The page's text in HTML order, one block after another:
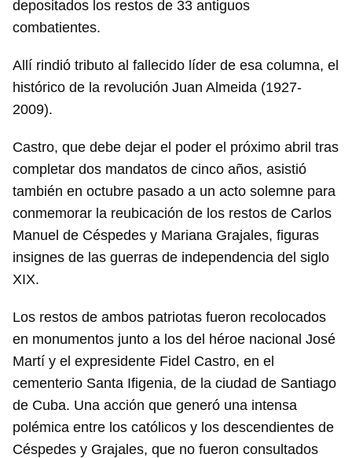
Guardar como favorito
Para poder guardar como favorito, primero has de
iniciar sesión con tu cuenta de 14ymedio.
depositados los restos de 33 antiguos
combatientes.
Allí rindió tributo al fallecido líder de esa columna, el
histórico de la revolución Juan Almeida (1927-
2009).
Castro, que debe dejar el poder el próximo abril tras
completar dos mandatos de cinco años, asistió
también en octubre pasado a un acto solemne para
conmemorar la reubicación de los restos de Carlos
Manuel de Céspedes y Mariana Grajales, figuras
insignes de las guerras de independencia del siglo
XIX.
Los restos de ambos patriotas fueron recolocados
en monumentos junto a los del héroe nacional José
Martí y el expresidente Fidel Castro, en el
cementerio Santa Ifigenia, de la ciudad de Santiago
de Cuba. Una acción que generó una intensa
polémica entre los católicos y los descendientes de
Céspedes y Grajales, que no fueron consultados